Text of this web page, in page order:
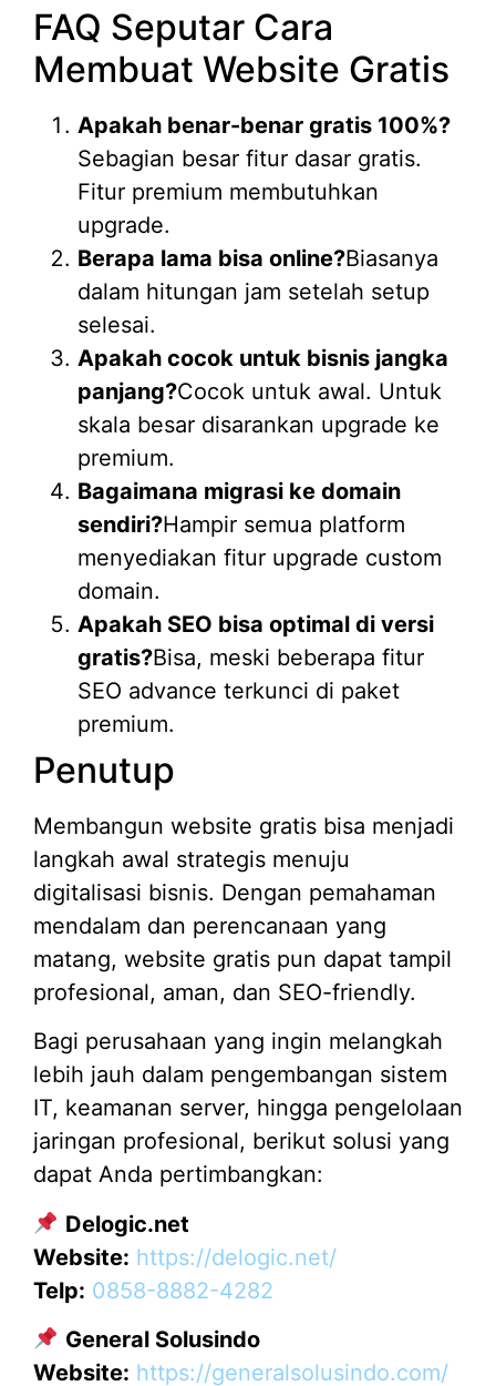
FAQ Seputar Cara
Membuat Website Gratis
Apakah benar-benar gratis 100%?
Sebagian besar fitur dasar gratis.
Fitur premium membutuhkan
upgrade.
Berapa lama bisa online?Biasanya
dalam hitungan jam setelah setup
selesai.
Apakah cocok untuk bisnis jangka
panjang?Cocok untuk awal. Untuk
skala besar disarankan upgrade ke
premium.
Bagaimana migrasi ke domain
sendiri?Hampir semua platform
menyediakan fitur upgrade custom
domain.
Apakah SEO bisa optimal di versi
gratis?Bisa, meski beberapa fitur
SEO advance terkunci di paket
premium.
Penutup
Membangun website gratis bisa menjadi
langkah awal strategis menuju
digitalisasi bisnis. Dengan pemahaman
mendalam dan perencanaan yang
matang, website gratis pun dapat tampil
profesional, aman, dan SEO-friendly.
Bagi perusahaan yang ingin melangkah
lebih jauh dalam pengembangan sistem
IT, keamanan server, hingga pengelolaan
jaringan profesional, berikut solusi yang
dapat Anda pertimbangkan:
Delogic.net
Website: https://delogic.net/
Telp: 0858-8882-4282
General Solusindo
Website: https://generalsolusindo.com/